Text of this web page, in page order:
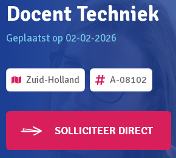
27
Docent Techniek
Geplaatst op 02-02-2026
Zuid-Holland A-08102
SOLLICITEER DIRECT